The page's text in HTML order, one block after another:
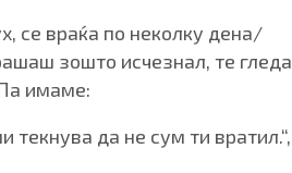
се враќа по неколку дена/
зошто исчезнал, те гледа
имаме:
текнува да не сум ти вратил.“,